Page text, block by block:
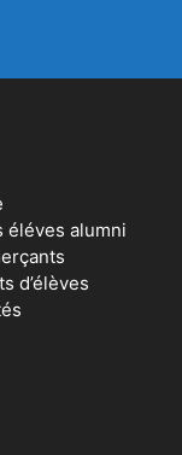
éléves alumni
d’élèves